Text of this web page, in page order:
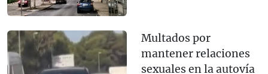
Multados por
mantener relaciones
sexuales en la autovía